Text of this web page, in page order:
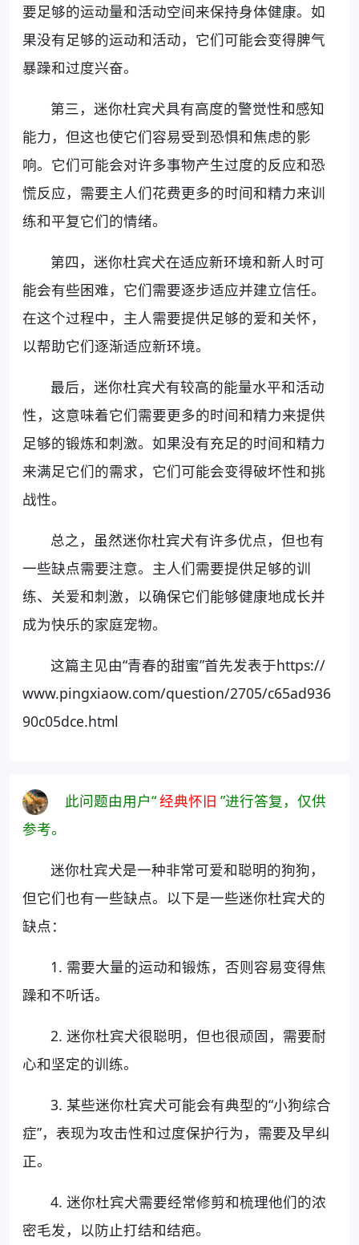
要足够的运动量和活动空间来保持身体健康。如
果没有足够的运动和活动，它们可能会变得脾气
暴躁和过度兴奋。
第三，迷你杜宾犬具有高度的警觉性和感知
能力，但这也使它们容易受到恐惧和焦虑的影
响。它们可能会对许多事物产生过度的反应和恐
慌反应，需要主人们花费更多的时间和精力来训
练和平复它们的情绪。
第四，迷你杜宾犬在适应新环境和新人时可
能会有些困难，它们需要逐步适应并建立信任。
在这个过程中，主人需要提供足够的爱和关怀，
以帮助它们逐渐适应新环境。
最后，迷你杜宾犬有较高的能量水平和活动
性，这意味着它们需要更多的时间和精力来提供
足够的锻炼和刺激。如果没有充足的时间和精力
来满足它们的需求，它们可能会变得破坏性和挑
战性。
总之，虽然迷你杜宾犬有许多优点，但也有
一些缺点需要注意。主人们需要提供足够的训
练、关爱和刺激，以确保它们能够健康地成长并
成为快乐的家庭宠物。
这篇主见由“青春的甜蜜”首先发表于https://
www.pingxiaow.com/question/2705/c65ad936
90c05dce.html
此问题由用户“经典怀旧 ”进行答复，仅供
参考。
迷你杜宾犬是一种非常可爱和聪明的狗狗，
但它们也有一些缺点。以下是一些迷你杜宾犬的
缺点：
1. 需要大量的运动和锻炼，否则容易变得焦
躁和不听话。
2. 迷你杜宾犬很聪明，但也很顽固，需要耐
心和坚定的训练。
3. 某些迷你杜宾犬可能会有典型的“小狗综合
症”，表现为攻击性和过度保护行为，需要及早纠
正。
4. 迷你杜宾犬需要经常修剪和梳理他们的浓
密毛发，以防止打结和结疤。